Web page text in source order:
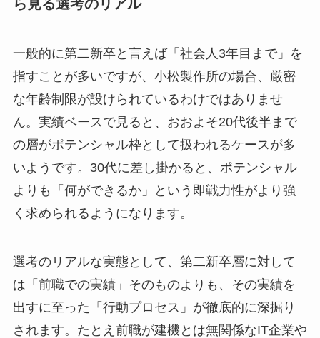
ら見る選考のリアル
一般的に第二新卒と言えば「社会人3年目まで」を
指すことが多いですが、小松製作所の場合、厳密
な年齢制限が設けられているわけではありませ
ん。実績ベースで見ると、おおよそ20代後半まで
の層がポテンシャル枠として扱われるケースが多
いようです。30代に差し掛かると、ポテンシャル
よりも「何ができるか」という即戦力性がより強
く求められるようになります。
選考のリアルな実態として、第二新卒層に対して
は「前職での実績」そのものよりも、その実績を
出すに至った「行動プロセス」が徹底的に深掘り
されます。たとえ前職が建機とは無関係なIT企業や